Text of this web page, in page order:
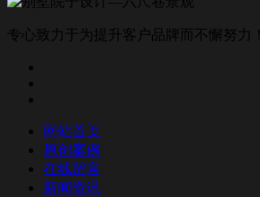
专心致力于为提升客户品牌而不懈努力！
网站首页
原创案例
在线留言
新闻资讯